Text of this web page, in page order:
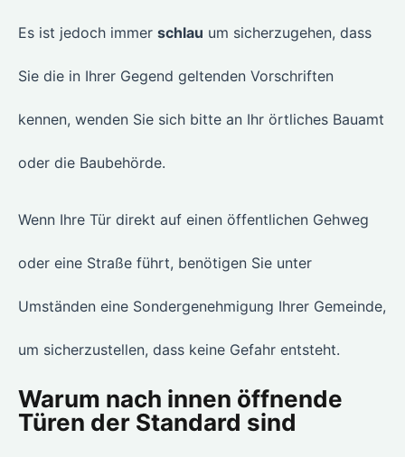
Es ist jedoch immer schlau um sicherzugehen, dass
Sie die in Ihrer Gegend geltenden Vorschriften
kennen, wenden Sie sich bitte an Ihr örtliches Bauamt
oder die Baubehörde.
Wenn Ihre Tür direkt auf einen öffentlichen Gehweg
oder eine Straße führt, benötigen Sie unter
Umständen eine Sondergenehmigung Ihrer Gemeinde,
um sicherzustellen, dass keine Gefahr entsteht.
Warum nach innen öffnende
Türen der Standard sind